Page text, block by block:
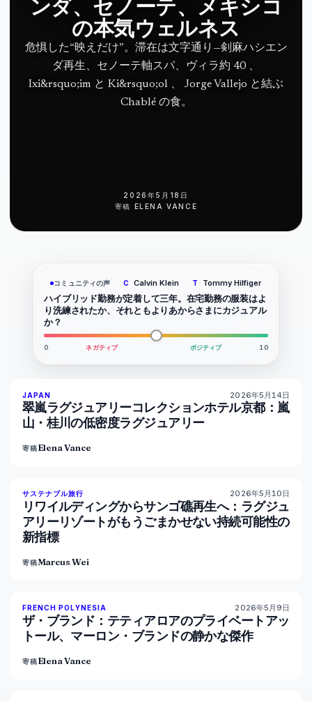
ンダ、セノーテ、メキシコ
の本気ウェルネス
危惧した“映えだけ”。滞在は文字通り—剣麻ハシエン
ダ再生、セノーテ軸スパ、ヴィラ約 40 、
Ixi&rsquo;im と Ki&rsquo;ol 、 Jorge Vallejo と結ぶ
Chablé の食。
2026年5月18日
寄稿 ELENA VANCE
コミュニティの声 C Calvin Klein T Tommy Hilfiger
ハイブリッド勤務が定着して三年。在宅勤務の服装はよ
り洗練されたか、それともよりあからさまにカジュアル
か？
0 ネガティブ ポジティブ 10
93% 44
JAPAN 2026年5月14日
翠嵐ラグジュアリーコレクションホテル京都：嵐
山・桂川の低密度ラグジュアリー
寄稿Elena Vance
86% 81
サステナブル旅行 2026年5月10日
リワイルディングからサンゴ礁再生へ：ラグジュ
アリーリゾートがもうごまかせない持続可能性の
新指標
寄稿Marcus Wei
96% 51
FRENCH POLYNESIA 2026年5月9日
ザ・ブランド：テティアロアのプライベートアッ
トール、マーロン・ブランドの静かな傑作
寄稿Elena Vance